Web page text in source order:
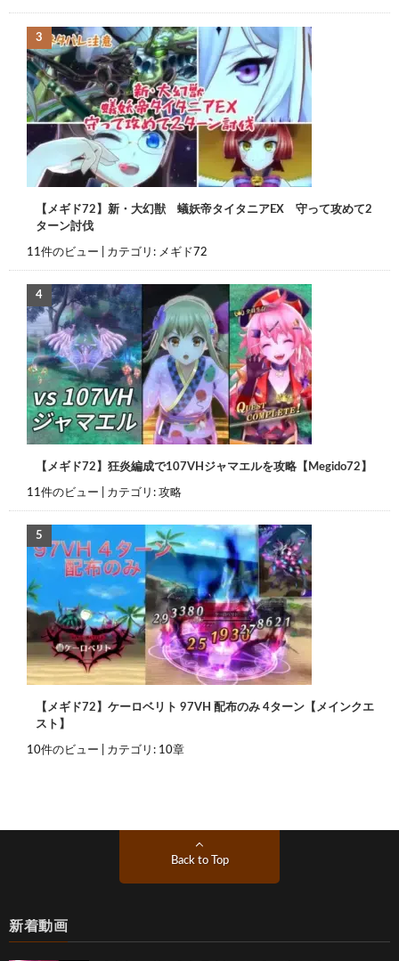
【メギド72】新・大幻獣 蟻妖帝タイタニアEX 守って攻めて2
ターン討伐
11件のビュー カテゴリ: メギド72
【メギド72】狂炎編成で107VHジャマエルを攻略【Megido72】
11件のビュー カテゴリ: 攻略
【メギド72】ケーロベリト 97VH 配布のみ 4ターン【メインクエ
スト】
10件のビュー カテゴリ: 10章
Back to Top
新着動画